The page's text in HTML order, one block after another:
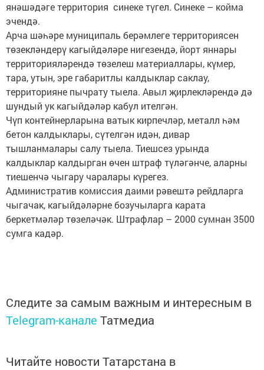
янәшәдәге территория синеке түгел. Синеке – койма
эчендә.
Арча шәһәре муниципаль берәмлеге территориясен
төзекләндерү кагыйдәләре нигезендә, йорт яннары
территорияләрендә төзелеш материаллары, күмер,
тара, утын, эре габаритлы калдыклар саклау,
территорияне пычрату тыела. Авыл җирлекләрендә дә
шундый ук кагыйдәләр кабул ителгән.
Чүп контейнерларына ватык кирпечләр, металл һәм
бетон калдыклары, сүтелгән идән, дивар
тышланмалары салу тыела. Тиешсез урында
калдыклар калдырган өчен штраф түләгәнче, аларны
тиешенчә чыгару чаралары күрегез.
Административ комиссия даими рәвештә рейдларга
чыгачак, кагыйдәләрне бозучыларга карата
беркетмәләр төзеләчәк. Штрафлар – 2000 сумнан 3500
сумга кадәр.
Следите за самым важным и интересным в
Telegram-канале Татмедиа
Читайте новости Татарстана в